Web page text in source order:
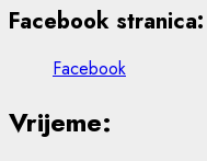
Facebook stranica:
Facebook
Vrijeme: